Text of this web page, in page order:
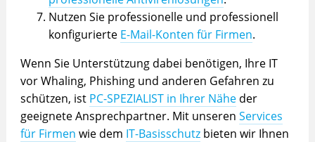
Nutzen Sie professionelle und professionell
konfigurierte E-Mail-Konten für Firmen.
Wenn Sie Unterstützung dabei benötigen, Ihre IT
vor Whaling, Phishing und anderen Gefahren zu
schützen, ist PC-SPEZIALIST in Ihrer Näheder
geeignete Ansprechpartner. Mit unseren Services
für Firmen wie dem IT-Basisschutzbieten wir Ihnen